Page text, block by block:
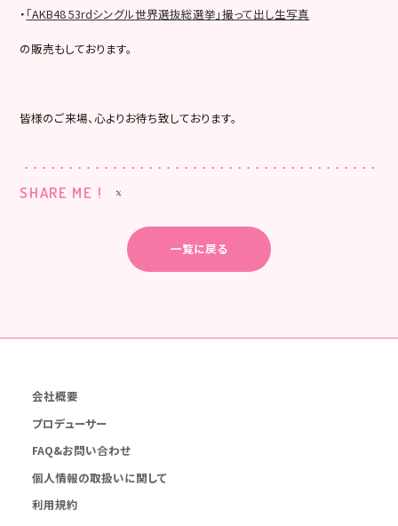
・ 「AKB48 53rdシングル世界選抜総選挙」撮って出し生写真
の販売もしております。
皆様のご来場、心よりお待ち致しております。
SHARE ME !
一覧に戻る
会社概要
プロデューサー
FAQ&お問い合わせ
個人情報の取扱いに関して
利用規約